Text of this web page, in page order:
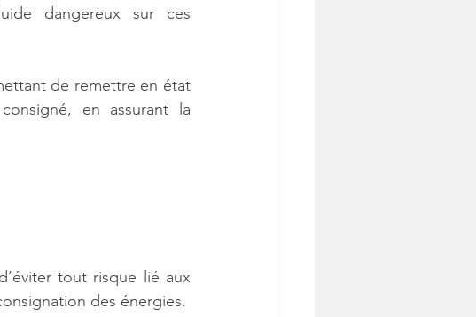
dangereux sur ces
de remettre en état
en assurant la
tout risque lié aux
des énergies.